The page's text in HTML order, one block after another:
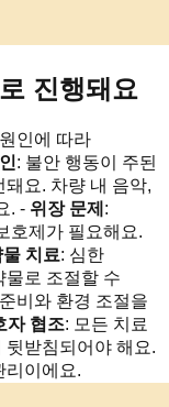
진행돼요
인에 따라
: 불안 행동이 주된
요. 차량 내 음악,
. - 위장 문제 :
호제가 필요해요.
물 치료: 심한
물로 조절할 수
비와 환경 조절을
자 협조: 모든 치료
받침되어야 해요.
리이에요.